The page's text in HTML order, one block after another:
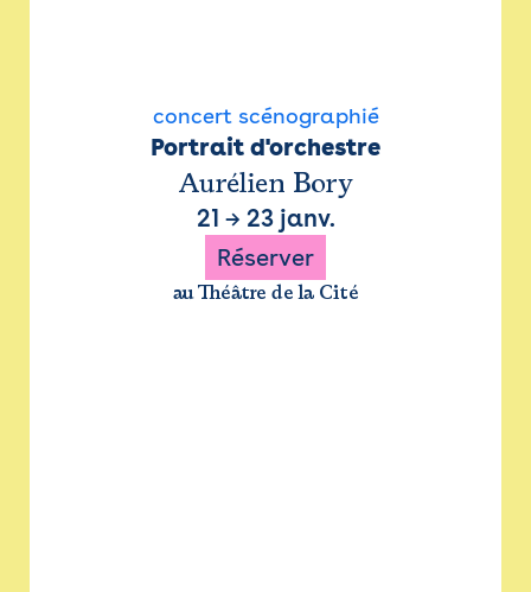
concert scénographié
Portrait d'orchestre
Aurélien Bory
21 → 23 janv.
Réserver
au Théâtre de la Cité